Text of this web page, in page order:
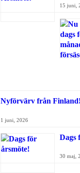
15 juni,
Nyförvärv från Finland!
1 juni, 2026
Dags
30 maj,